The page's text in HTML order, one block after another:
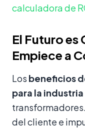
calculadora de
El Futuro es
Empiece a
Los beneficios
para la
del cliente e